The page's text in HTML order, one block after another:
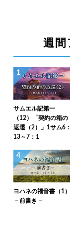
週
1
サムエル記第一
（12）「契約の箱の
返還（2）」1サム6：
13～7：1
4
ヨハネの福音書（1）
－前書き－